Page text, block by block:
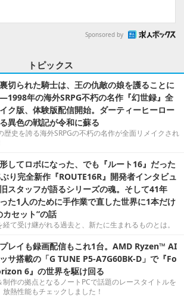
Sponsored by
トピックス
切られた騎士は、王の仇敵の娘を護ることに
年の海外SRPG不朽の名作『幻世録』全
ク版、体験版配信開始。ダーティーヒーロー
異色の戦記が令和に蘇る
歴史を誇る海外SRPGの不朽の名作が全面リメイクされ
してロボになった、でも『ルート16』だった
り完全新作『ROUTE16R』開発者インタビュ
スタッフが語るシリーズの魂。そして41年
た1人のために手作業で直した世界に1本だけ
カセット”の話
経て受け継がれる過去と、新たに生まれるものとは。
レイも録画配信もこれ1台。AMD Ryzen™ AI
サ搭載の「G TUNE P5-A7G60BK-D」で『Fo
6』の世界を駆け回る
制作の拠点となるノートPCで話題のレースタイトルを
放熱性能もチェックしました！